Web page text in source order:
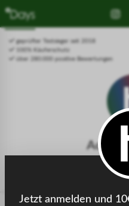
Drücken Sie Alt+1 für den
Bildschirmlesemodus, Alt+0 zum
Abbrechen
Leitfaden für barrierefreie
Bildschirmlesegeräte, Feedback
und Fehlerberichte | Neues
Fenstergeprüfter Testsieger seit 2018
100% Käuferschutz
über 280.000 positive Bewertungen
Die gesuchte Seite
Jetzt anmelden und